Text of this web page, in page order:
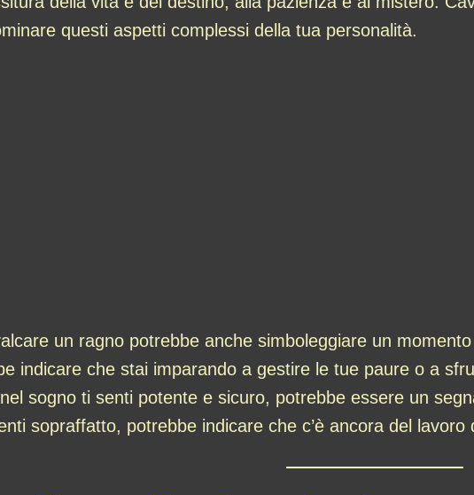
questi aspetti complessi della tua personalità.
un ragno potrebbe anche simboleggiare un
indicare che stai imparando a gestire le tue paure o a
sogno ti senti potente e sicuro, potrebbe essere un
sopraffatto, potrebbe indicare che c’è ancora del